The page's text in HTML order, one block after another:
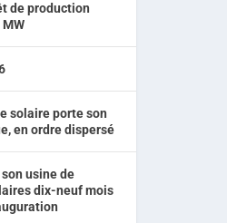
de production
solaire porte son
en ordre dispersé
usine de
dix-neuf mois